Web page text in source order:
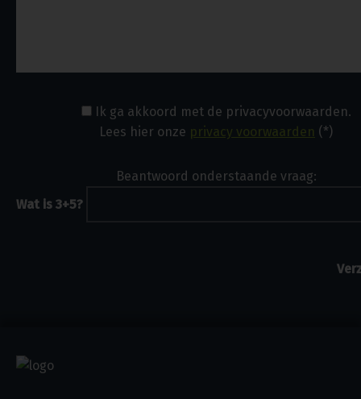
Ik ga akkoord met de privacyvoorwaarden.
Lees hier onze privacy voorwaarden (*)
Beantwoord onderstaande vraag:
Wat is 3+5?